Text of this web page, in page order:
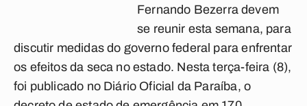
Fernando Bezerra devem
se reunir esta semana, para
discutir medidas do governo federal para enfrentar
os efeitos da seca no estado. Nesta terça-feira (8),
foi publicado no Diário Oficial da Paraíba, o